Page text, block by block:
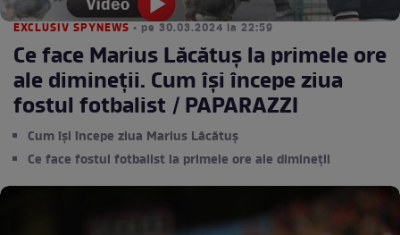
EXCLUSIV SPYNEWS • pe 30.03.2024 la 22:59
Ce face Marius Lăcătuș la primele ore
ale dimineții. Cum își începe ziua
fostul fotbalist / PAPARAZZI
Cum își începe ziua Marius Lăcătuș
Ce face fostul fotbalist la primele ore ale dimineții